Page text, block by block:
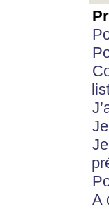
A